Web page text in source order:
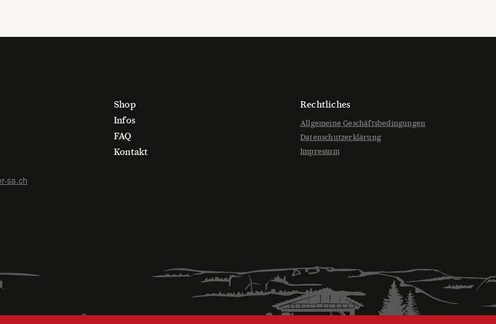
sa.ch
Shop
Infos
FAQ
Kontakt
Rechtliches
Allgemeine Geschäftsbedingungen
Datenschutzerklärung
Impressum